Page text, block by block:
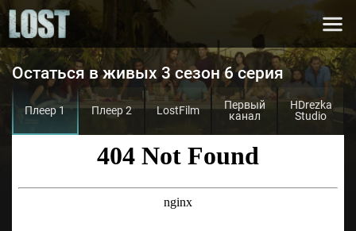
Остаться в живых 3 сезон 6 серия
Плеер 1 Плеер 2 LostFilm
Первый
канал
HDrezka
Studio